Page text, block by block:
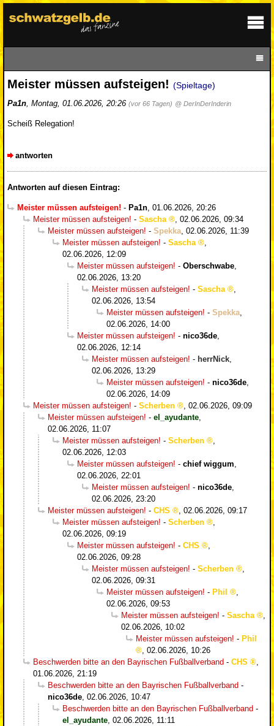
Meister müssen aufsteigen! (Spieltage)
Pa1n, Montag, 01.06.2026, 20:26 (vor 66 Tagen) @ DerInDerInderin
Scheiß Relegation!
antworten
Antworten auf diesen Eintrag:
Meister müssen aufsteigen! - Pa1n, 01.06.2026, 20:26
Meister müssen aufsteigen! - Sascha , 02.06.2026, 09:34
Meister müssen aufsteigen! - Spekka, 02.06.2026, 11:39
Meister müssen aufsteigen! - Sascha
,
02.06.2026, 12:09
Meister müssen aufsteigen! - Oberschwabe,
02.06.2026, 13:20
Meister müssen aufsteigen! - Sascha
,
02.06.2026, 13:54
Meister müssen aufsteigen! - Spekka,
02.06.2026, 14:00
Meister müssen aufsteigen! - nico36de,
02.06.2026, 12:14
Meister müssen aufsteigen! - herrNick,
02.06.2026, 13:29
Meister müssen aufsteigen! - nico36de,
02.06.2026, 14:09
Meister müssen aufsteigen! - Scherben , 02.06.2026, 09:09
Meister müssen aufsteigen! - el_ayudante,
02.06.2026, 11:07
Meister müssen aufsteigen! - Scherben
,
02.06.2026, 12:03
Meister müssen aufsteigen! - chief wiggum,
02.06.2026, 22:01
Meister müssen aufsteigen! - nico36de,
02.06.2026, 23:20
Meister müssen aufsteigen! - CHS , 02.06.2026, 09:17
Meister müssen aufsteigen! - Scherben
,
02.06.2026, 09:19
Meister müssen aufsteigen! - CHS
,
02.06.2026, 09:28
Meister müssen aufsteigen! - Scherben
,
02.06.2026, 09:31
Meister müssen aufsteigen! - Phil
,
02.06.2026, 09:53
Meister müssen aufsteigen! - Sascha
,
02.06.2026, 10:02
Meister müssen aufsteigen! - Phil
, 02.06.2026, 10:26
Beschwerden bitte an den Bayrischen Fußballverband - CHS
,
01.06.2026, 21:19
Beschwerden bitte an den Bayrischen Fußballverband -
nico36de, 02.06.2026, 10:47
Beschwerden bitte an den Bayrischen Fußballverband -
el_ayudante, 02.06.2026, 11:11